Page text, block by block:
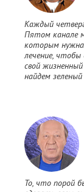
Каждый
Пятом канале
которым
лечение,
свой
найдем
То, что порой